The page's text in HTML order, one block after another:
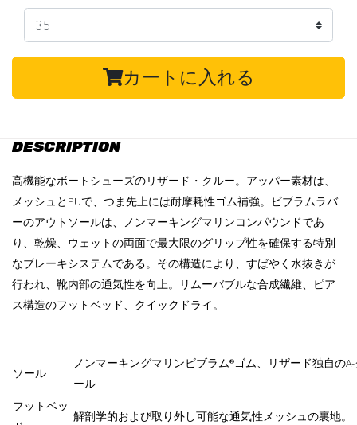
カートに入れる
DESCRIPTION
高機能なボートシューズのリザード・クルー。アッパー素材は、
メッシュとPUで、つま先上には耐摩耗性ゴム補強。ビブラムラバ
ーのアウトソールは、ノンマーキングマリンコンパウンドであ
り、乾燥、ウェットの両面で最大限のグリップ性を確保する特別
なブレーキシステムである。その構造により、すばやく水抜きが
行われ、靴内部の通気性を向上。リムーバブルな合成繊維、ピア
ス構造のフットベッド、クイックドライ。
ソール
ノンマーキングマリンビブラム®ゴム、リザード独自の
ール
フットベッ
解剖学的および取り外し可能な通気性メッシュの裏地。